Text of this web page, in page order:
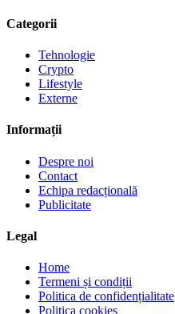
Categorii
Tehnologie
Crypto
Lifestyle
Externe
Informații
Despre noi
Contact
Echipa redacțională
Publicitate
Legal
Home
Termeni și condiții
Politica de confidențialitate
Politica cookies